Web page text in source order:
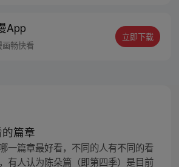
楚岚的生活被彻底颠覆，与冯宝宝一
“异人”之旅。
App
畅快看
立即下载
篇章
一篇章最好看，不同的人有不同的看
有人认为陈朵篇（即第四季）是目前